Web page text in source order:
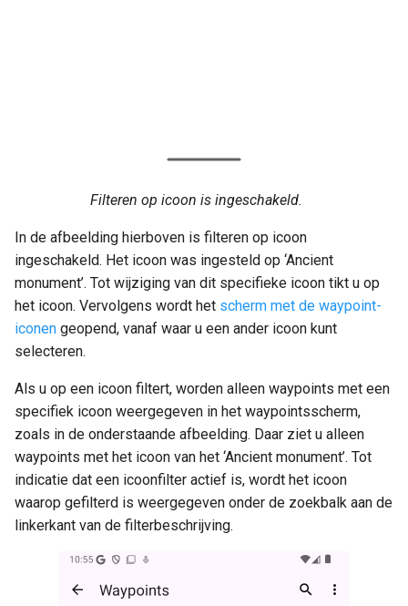
Filteren op icoon is ingeschakeld.
In de afbeelding hierboven is filteren op icoon
ingeschakeld. Het icoon was ingesteld op ‘Ancient
monument’. Tot wijziging van dit specifieke icoon tikt u op
het icoon. Vervolgens wordt het scherm met de waypoint-
iconen geopend, vanaf waar u een ander icoon kunt
selecteren.
Als u op een icoon filtert, worden alleen waypoints met een
specifiek icoon weergegeven in het waypointsscherm,
zoals in de onderstaande afbeelding. Daar ziet u alleen
waypoints met het icoon van het ‘Ancient monument’. Tot
indicatie dat een icoonfilter actief is, wordt het icoon
waarop gefilterd is weergegeven onder de zoekbalk aan de
linkerkant van de filterbeschrijving.